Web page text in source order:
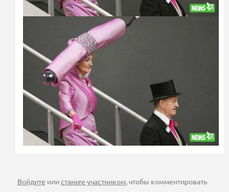
Войдите илистаньте участником, чтобы комментировать